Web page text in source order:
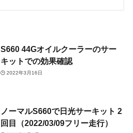
S660 44Gオイルクーラーのサー
キットでの効果確認
2022年3月16日
ノーマルS660で日光サーキット 2
回目（2022/03/09フリー走行）